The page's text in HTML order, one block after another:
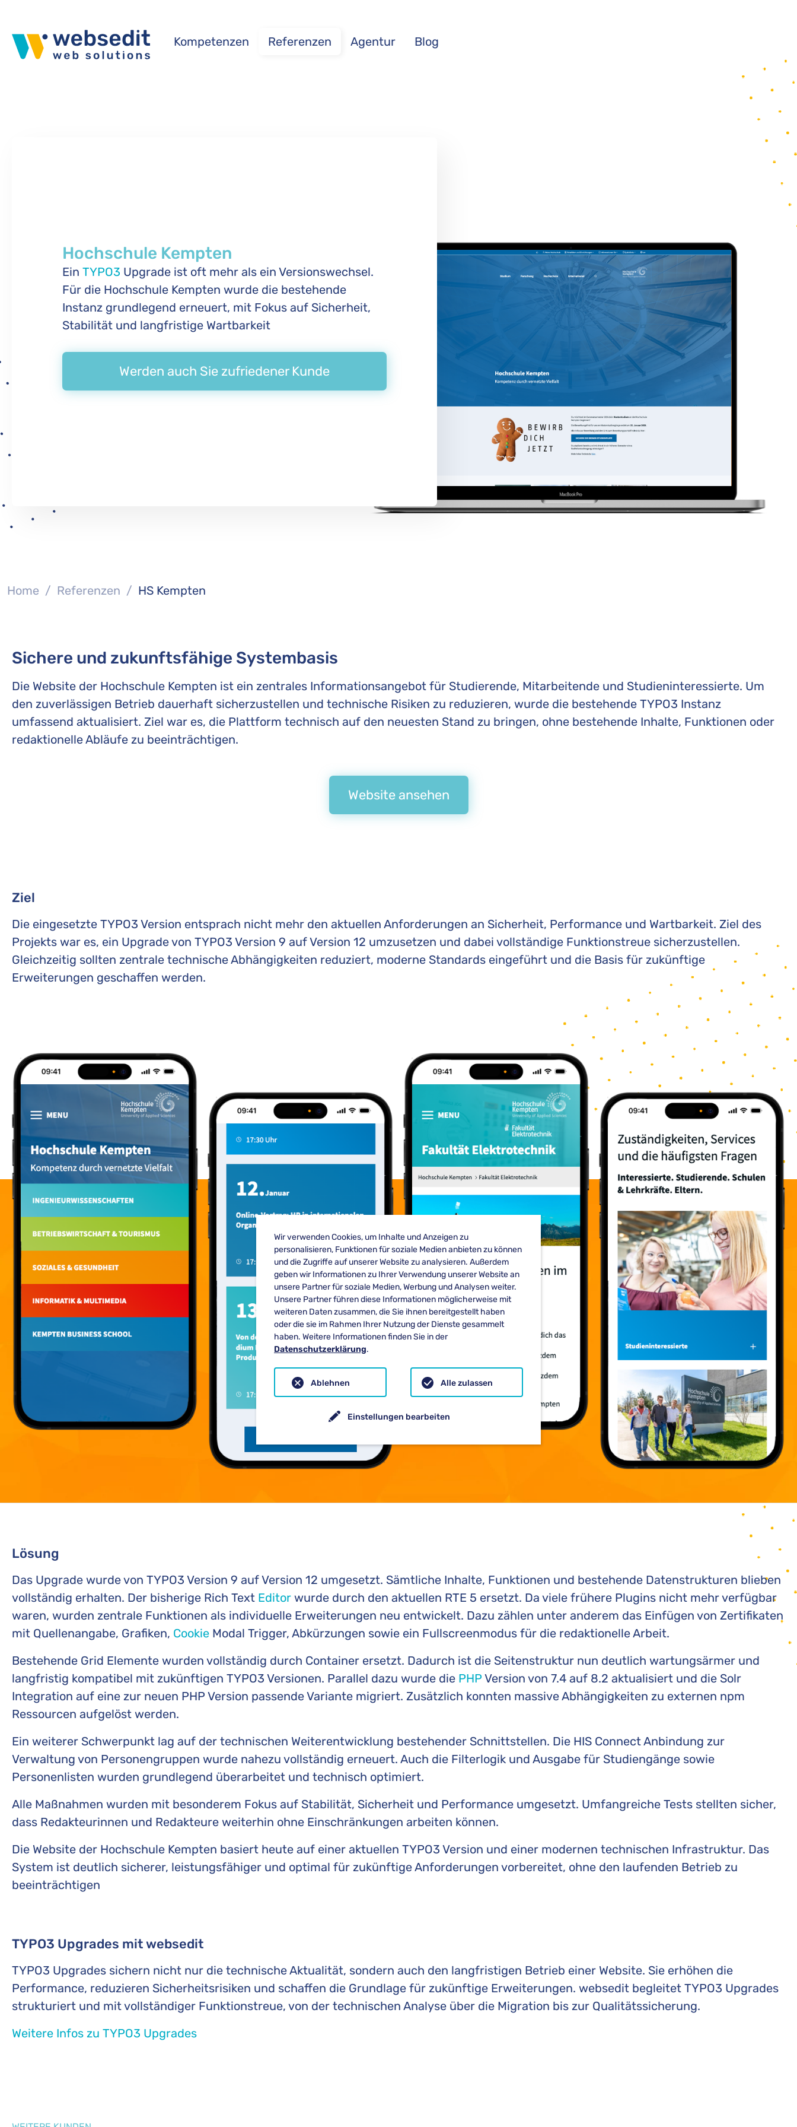
Kompetenzen Referenzen Agentur Blog
Hochschule Kempten
Ein TYPO3 Upgrade ist oft mehr als ein Versionswechsel.
Für die Hochschule Kempten wurde die bestehende
Instanz grundlegend erneuert, mit Fokus auf Sicherheit,
Stabilität und langfristige Wartbarkeit
Werden auch Sie zufriedener Kunde
You are here:
Home Referenzen HS Kempten
Sichere und zukunftsfähige Systembasis
Die Website der Hochschule Kempten ist ein zentrales Informationsangebot für Studierende, Mitarbeitende und Studieninteressierte. Um
den zuverlässigen Betrieb dauerhaft sicherzustellen und technische Risiken zu reduzieren, wurde die bestehende TYPO3 Instanz
umfassend aktualisiert. Ziel war es, die Plattform technisch auf den neuesten Stand zu bringen, ohne bestehende Inhalte, Funktionen oder
redaktionelle Abläufe zu beeinträchtigen.
Website ansehen
Ziel
Die eingesetzte TYPO3 Version entsprach nicht mehr den aktuellen Anforderungen an Sicherheit, Performance und Wartbarkeit. Ziel des
Projekts war es, ein Upgrade von TYPO3 Version 9 auf Version 12 umzusetzen und dabei vollständige Funktionstreue sicherzustellen.
Gleichzeitig sollten zentrale technische Abhängigkeiten reduziert, moderne Standards eingeführt und die Basis für zukünftige
Erweiterungen geschaffen werden.
Lösung
Das Upgrade wurde von TYPO3 Version 9 auf Version 12 umgesetzt. Sämtliche Inhalte, Funktionen und bestehende Datenstrukturen blieben
vollständig erhalten. Der bisherige Rich Text Editor wurde durch den aktuellen RTE 5 ersetzt. Da viele frühere Plugins nicht mehr verfügbar
waren, wurden zentrale Funktionen als individuelle Erweiterungen neu entwickelt. Dazu zählen unter anderem das Einfügen von Zertifikaten
mit Quellenangabe, Grafiken, Cookie Modal Trigger, Abkürzungen sowie ein Fullscreenmodus für die redaktionelle Arbeit.
Bestehende Grid Elemente wurden vollständig durch Container ersetzt. Dadurch ist die Seitenstruktur nun deutlich wartungsärmer und
langfristig kompatibel mit zukünftigen TYPO3 Versionen. Parallel dazu wurde die PHPVersion von 7.4 auf 8.2 aktualisiert und die Solr
Integration auf eine zur neuen PHP Version passende Variante migriert. Zusätzlich konnten massive Abhängigkeiten zu externen npm
Ressourcen aufgelöst werden.
Ein weiterer Schwerpunkt lag auf der technischen Weiterentwicklung bestehender Schnittstellen. Die HIS Connect Anbindung zur
Verwaltung von Personengruppen wurde nahezu vollständig erneuert. Auch die Filterlogik und Ausgabe für Studiengänge sowie
Personenlisten wurden grundlegend überarbeitet und technisch optimiert.
Alle Maßnahmen wurden mit besonderem Fokus auf Stabilität, Sicherheit und Performance umgesetzt. Umfangreiche Tests stellten sicher,
dass Redakteurinnen und Redakteure weiterhin ohne Einschränkungen arbeiten können.
Die Website der Hochschule Kempten basiert heute auf einer aktuellen TYPO3 Version und einer modernen technischen Infrastruktur. Das
System ist deutlich sicherer, leistungsfähiger und optimal für zukünftige Anforderungen vorbereitet, ohne den laufenden Betrieb zu
beeinträchtigen
TYPO3 Upgrades mit websedit
TYPO3 Upgrades sichern nicht nur die technische Aktualität, sondern auch den langfristigen Betrieb einer Website. Sie erhöhen die
Performance, reduzieren Sicherheitsrisiken und schaffen die Grundlage für zukünftige Erweiterungen. websedit begleitet TYPO3 Upgrades
strukturiert und mit vollständiger Funktionstreue, von der technischen Analyse über die Migration bis zur Qualitätssicherung.
Weitere Infos zu TYPO3 Upgrades
Wir verwenden Cookies, um Inhalte und Anzeigen zu
personalisieren, Funktionen für soziale Medien anbieten zu können
und die Zugriffe auf unserer Website zu analysieren. Außerdem
geben wir Informationen zu Ihrer Verwendung unserer Website an
unsere Partner für soziale Medien, Werbung und Analysen weiter.
Unsere Partner führen diese Informationen möglicherweise mit
weiteren Daten zusammen, die Sie ihnen bereitgestellt haben
oder die sie im Rahmen Ihrer Nutzung der Dienste gesammelt
haben. Weitere Informationen finden Sie in der
Datenschutzerklärung.
Einstellungen bearbeiten
Ablehnen Alle zulassen